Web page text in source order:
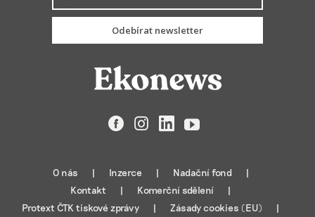
Odebírat newsletter
FacebookInstagramLinkedIn
YouTube
O nás Inzerce
Nadační fond
Kontakt
Komerční sdělení
Protext ČTK tiskové zprávy
Zásady cookies (EU)